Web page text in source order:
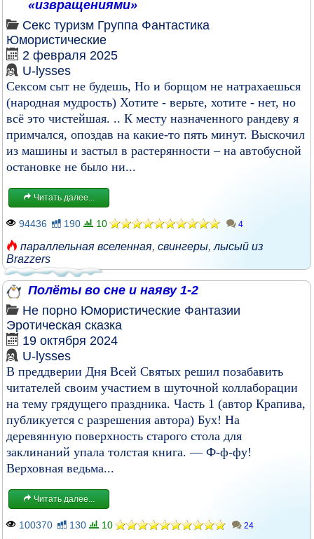
«извращениями»
Секс туризм Группа Фантастика
Юмористические
2 февраля 2025
U-lysses
Сексом сыт не будешь, Но и борщом не натрахаешься
(народная мудрость) Хотите - верьте, хотите - нет, но
всё это чистейшая. .. К месту назначенного рандеву я
примчался, опоздав на какие-то пять минут. Выскочил
из машины и застыл в растерянности – на автобусной
остановке не было ни...
Читать далее...
94436 190 10 4
параллельная вселенная, свингеры, лысый из
Brazzers
Полёты во сне и наяву 1-2
Не порно Юмористические Фантазии
Эротическая сказка
19 октября 2024
U-lysses
В преддверии Дня Всей Святых решил позабавить
читателей своим участием в шуточной коллаборации
на тему грядущего праздника. Часть 1 (автор Крапива,
публикуется с разрешения автора) Бух! На
деревянную поверхность старого стола для
заклинаний упала толстая книга. — Ф-ф-фу!
Верховная ведьма...
Читать далее...
100370 130 10 24